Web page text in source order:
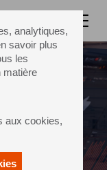
analytiques,
savoir plus
les
matière
aux cookies,